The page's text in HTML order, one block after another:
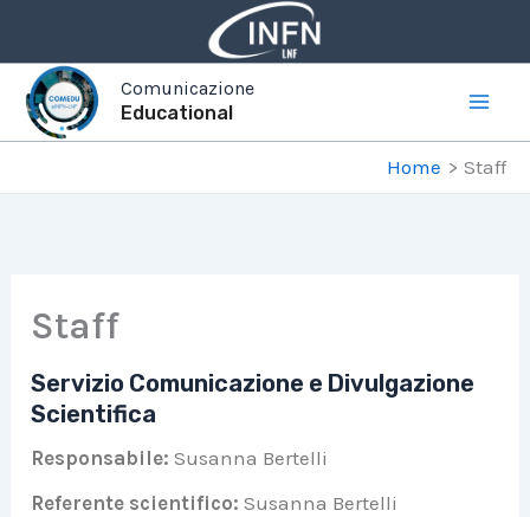
contenuto
Comunicazione
Educational
Home Staff
Staff
Servizio Comunicazione e Divulgazione
Scientifica
Responsabile: Susanna Bertelli
Referente scientifico: Susanna Bertelli